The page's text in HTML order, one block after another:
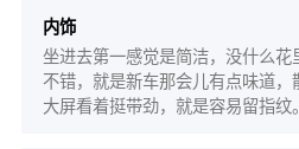
内饰
坐进去第一感觉是简洁，没什么花
不错，就是新车那会儿有点味道
大屏看着挺带劲，就是容易留指纹。